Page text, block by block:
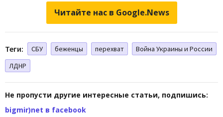
Читайте нас в Google.News
Теги: СБУ беженцы перехват
Война Украины и России
ЛДНР
Не пропусти другие интересные статьи, подпишись:
bigmir)net в facebook